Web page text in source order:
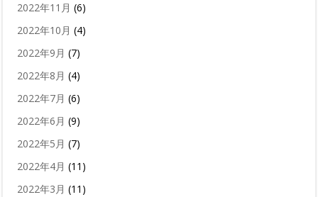
2022年11月 (6)
2022年10月 (4)
2022年9月 (7)
2022年8月 (4)
2022年7月 (6)
2022年6月 (9)
2022年5月 (7)
2022年4月 (11)
2022年3月 (11)